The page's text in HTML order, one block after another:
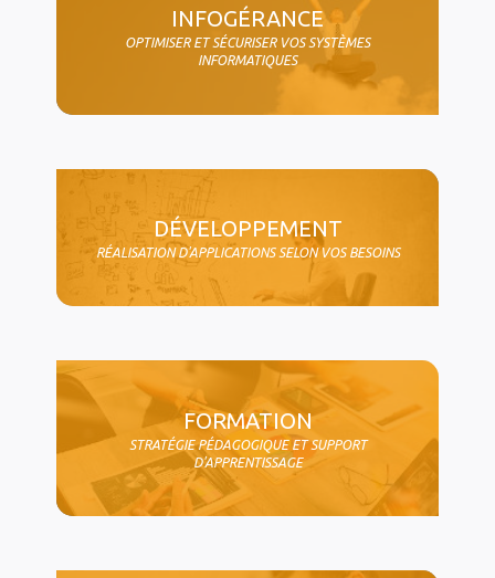
INFOGÉRANCE
OPTIMISER ET SÉCURISER VOS SYSTÈMES
INFORMATIQUES
DÉVELOPPEMENT
RÉALISATION D'APPLICATIONS SELON VOS BESOINS
FORMATION
STRATÉGIE PÉDAGOGIQUE ET SUPPORT
D'APPRENTISSAGE